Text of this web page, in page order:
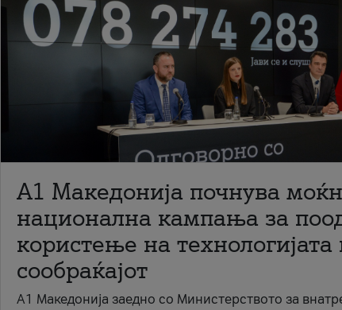
A1 Македонија почнува
национална кампања за
користење на технологијата
сообраќајот
A1 Македонија заедно со Министерството за